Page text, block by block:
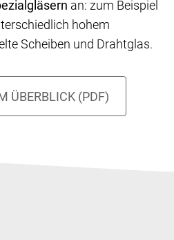
an: zum Beispiel
hohem
Scheiben und Drahtglas.